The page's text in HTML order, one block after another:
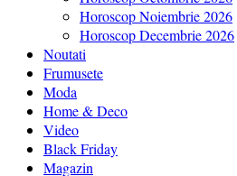
Horoscop Noiembrie 2026
Horoscop Decembrie 2026
Noutati
Frumusete
Moda
Home & Deco
Video
Black Friday
Magazin